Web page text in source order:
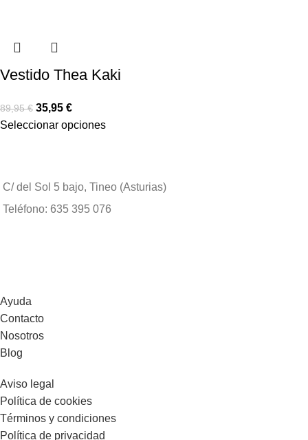
Vestido Thea Kaki
89,95€ 35,95 €
Seleccionar opciones
C/ del Sol 5 bajo, Tineo (Asturias)
Teléfono: 635 395 076
Ayuda
Contacto
Nosotros
Blog
Aviso legal
Política de cookies
Términos y condiciones
Política de privacidad